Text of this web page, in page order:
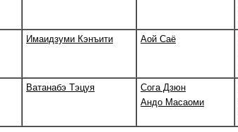
Имаидзуми Кэнъити Аой Саё
Ватанабэ Тэцуя
Сога Дзюн
Андо Масаоми